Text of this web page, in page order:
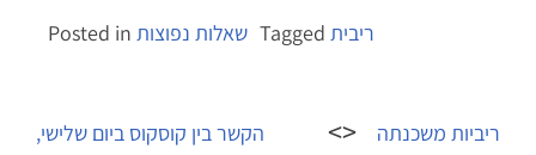
Posted in שאלות נפוצות Tagged ריבית
navigation
הקשר בין קוסקוס ביום שלישי,
ריביות משכנתה